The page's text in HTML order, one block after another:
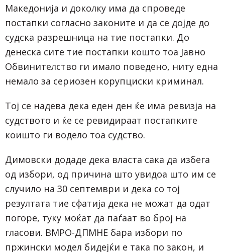
Македонија и доколку има да спроведе
постапки согласно законите и да се дојде до
судска разрешница на тие постапки. До
денеска сите тие постапки кошто тоа Јавно
Обвинителство ги имало поведено, ниту една
немало за сериозен корупциски криминал.
Тој се надева дека еден ден ќе има ревизја на
судството и ќе се ревидираат постапките
коишто ги водело тоа судство.
Димовски додаде дека власта сака да избега
од избори, од причина што увидоа што им се
случило на 30 септември и дека со тој
резултата тие сфатија дека не можат да одат
погоре, туку моќат да паѓаат во број на
гласови. ВМРО-ДПМНЕ бара избори по
пржински модел бидејќи е така по закон, и